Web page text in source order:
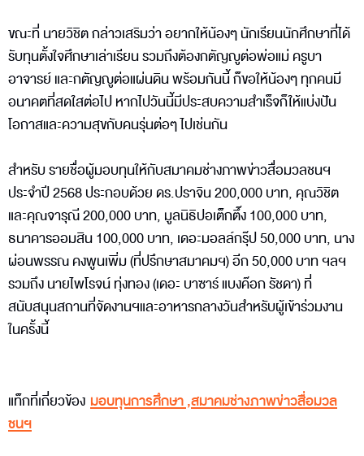
ขณะที่ นายวิชิต กล่าวเสริมว่า อยากให้น้องๆ นักเรียนนักศึกษาที่ได้
รับทุนตั้งใจศึกษาเล่าเรียน รวมถึงต้องกตัญญูต่อพ่อแม่ ครูบา
อาจารย์ และกตัญญูต่อแผ่นดิน พร้อมกันนี้ ก็ขอให้น้องๆ ทุกคนมี
อนาคตที่สดใสต่อไป หากไปวันนี้มีประสบความสำเร็จก็ให้แบ่งปัน
โอกาสและความสุขกับคนรุ่นต่อๆ ไปเช่นกัน
สำหรับ รายชื่อผู้มอบทุนให้กับสมาคมช่างภาพข่าวสื่อมวลชนฯ
ประจำปี 2568 ประกอบด้วย ดร.ปราจิน 200,000 บาท, คุณวิชิต
และคุณจารุณี 200,000 บาท, มูลนิธิปอเต็กตึ๊ง 100,000 บาท,
ธนาคารออมสิน 100,000 บาท, เดอะมอลล์กรุ๊ป 50,000 บาท, นาง
ผ่อนพรรณ คงพูนเพิ่ม (ที่ปรึกษาสมาคมฯ) อีก 50,000 บาท ฯลฯ
รวมถึง นายไพโรจน์ ทุ่งทอง (เดอะ บาซาร์ แบงค๊อก รัชดา) ที่
สนับสนุนสถานที่จัดงานฯและอาหารกลางวันสำหรับผู้เข้าร่วมงาน
ในครั้งนี้
แท็กที่เกี่ยวข้อง มอบทุนการศึกษา,สมาคมช่างภาพข่าวสื่อมวล
ชนฯ